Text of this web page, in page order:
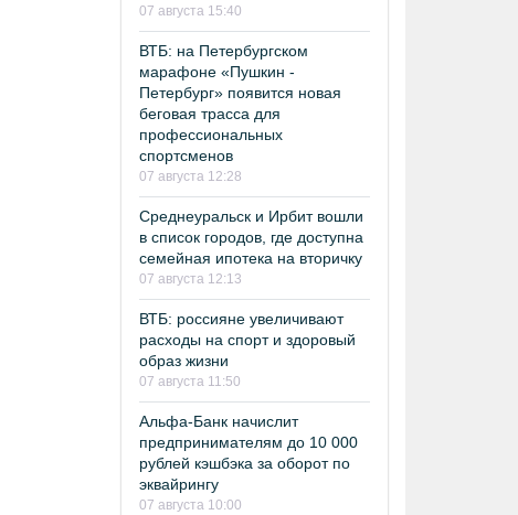
07 августа 15:40
ВТБ: на Петербургском
марафоне «Пушкин -
Петербург» появится новая
беговая трасса для
профессиональных
спортсменов
07 августа 12:28
Среднеуральск и Ирбит вошли
в список городов, где доступна
семейная ипотека на вторичку
07 августа 12:13
ВТБ: россияне увеличивают
расходы на спорт и здоровый
образ жизни
07 августа 11:50
Альфа-Банк начислит
предпринимателям до 10 000
рублей кэшбэка за оборот по
эквайрингу
07 августа 10:00